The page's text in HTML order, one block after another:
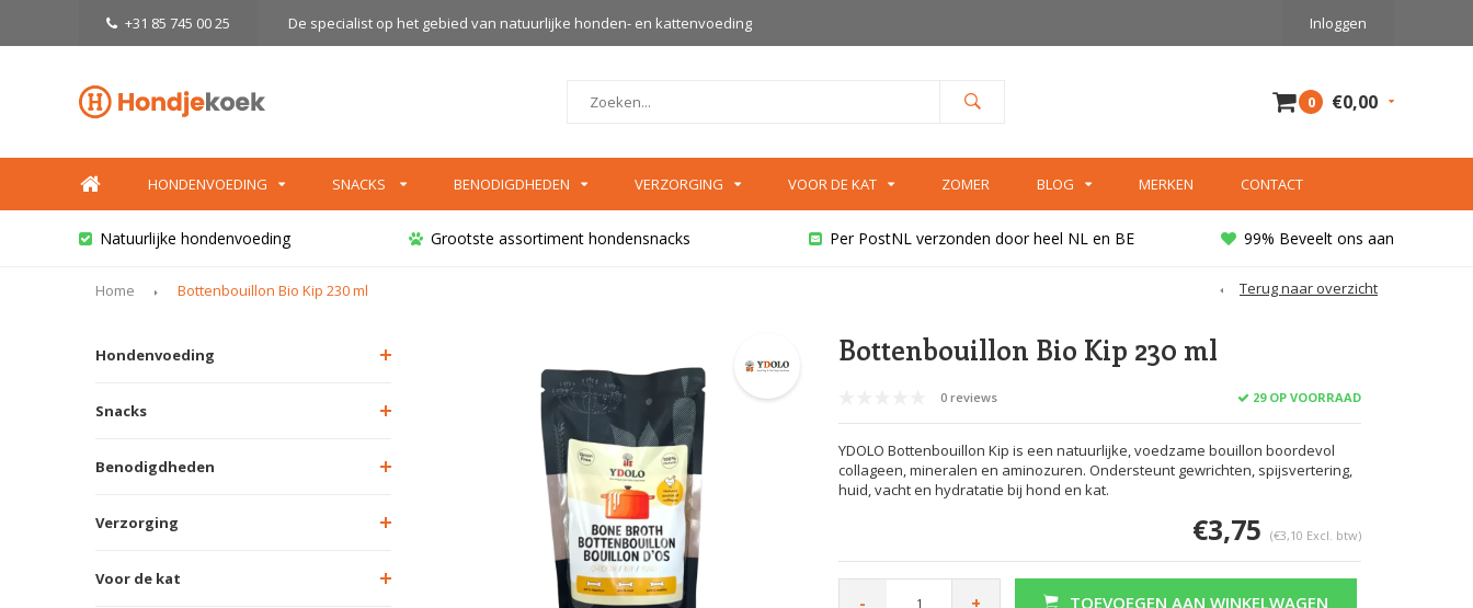
+31 85 745 00 25 De specialist op het gebied van natuurlijke honden- en kattenvoeding Inloggen
0 €0,00
HONDENVOEDING SNACKS BENODIGDHEDEN VERZORGING VOOR DE KAT ZOMER BLOG MERKEN CONTACT
Natuurlijke hondenvoeding Grootste assortiment hondensnacks Per PostNL verzonden door heel NL en BE 99% Beveelt ons aan
Home Bottenbouillon Bio Kip 230 ml Terug naar overzicht
Hondenvoeding
Snacks
Benodigdheden
Verzorging
Voor de kat
Bottenbouillon Bio Kip 230 ml
0 reviews 29 OP VOORRAAD
YDOLO Bottenbouillon Kip is een natuurlijke, voedzame bouillon boordevol
collageen, mineralen en aminozuren. Ondersteunt gewrichten, spijsvertering,
huid, vacht en hydratatie bij hond en kat.
€3,75 (€3,10 Excl. btw)
- + TOEVOEGEN AAN WINKELWAGEN